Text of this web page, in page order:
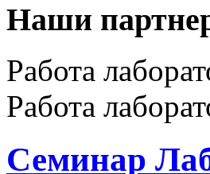
Наши
Работа
Работа
Семинар